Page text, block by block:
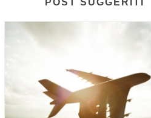
POST SUGGERITI